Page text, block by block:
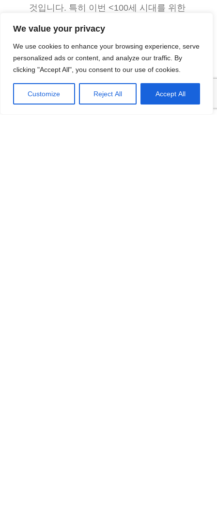
We value your privacy
We use cookies to enhance your browsing experience, serve
personalized ads or content, and analyze our traffic. By
clicking "Accept All", you consent to our use of cookies.
Customize Reject All Accept All
것입니다. 특히 이번 <100세 시대를 위한
으로 공창배 원장께서 한국으로 귀임을
합니다. 마지막편인 만큼 운동 -> 마음관
리+건강관리 -> 행복으로 이어지는 좋은
글이오니 모든 여러분의 일독을 권하여
드립니다. -----------------------------------------
------------- '21년 2월호 문화회관 뉴스레